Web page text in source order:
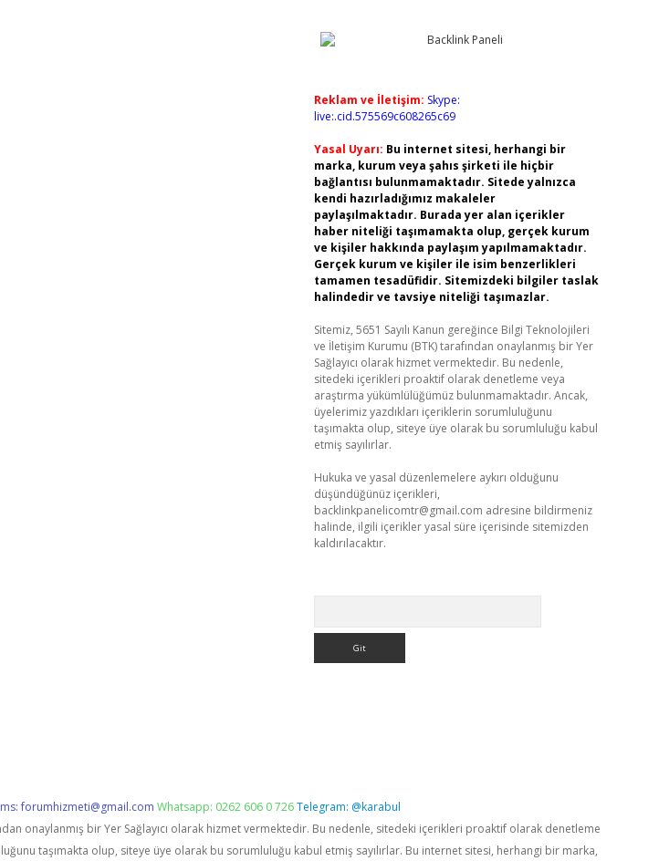
Reklam ve İletişim: Skype:
live:.cid.575569c608265c69
Yasal Uyarı: Bu internet sitesi, herhangi bir
marka, kurum veya şahıs şirketi ile hiçbir
bağlantısı bulunmamaktadır. Sitede yalnızca
kendi hazırladığımız makaleler
paylaşılmaktadır. Burada yer alan içerikler
haber niteliği taşımamakta olup, gerçek kurum
ve kişiler hakkında paylaşım yapılmamaktadır.
Gerçek kurum ve kişiler ile isim benzerlikleri
tamamen tesadüfidir. Sitemizdeki bilgiler taslak
halindedir ve tavsiye niteliği taşımazlar.
Sitemiz, 5651 Sayılı Kanun gereğince Bilgi Teknolojileri
ve İletişim Kurumu (BTK) tarafından onaylanmış bir Yer
Sağlayıcı olarak hizmet vermektedir. Bu nedenle,
sitedeki içerikleri proaktif olarak denetleme veya
araştırma yükümlülüğümüz bulunmamaktadır. Ancak,
üyelerimiz yazdıkları içeriklerin sorumluluğunu
taşımakta olup, siteye üye olarak bu sorumluluğu kabul
etmiş sayılırlar.
Hukuka ve yasal düzenlemelere aykırı olduğunu
düşündüğünüz içerikleri,
backlinkpanelicomtr@gmail.com adresine bildirmeniz
halinde, ilgili içerikler yasal süre içerisinde sitemizden
kaldırılacaktır.
forumhizmeti@gmail.com Whatsapp: 0262 606 0 726Telegram: @karabul
onaylanmış bir Yer Sağlayıcı olarak hizmet vermektedir. Bu nedenle, sitedeki içerikleri proaktif olarak denetleme
taşımakta olup, siteye üye olarak bu sorumluluğu kabul etmiş sayılırlar. Bu internet sitesi, herhangi bir marka,